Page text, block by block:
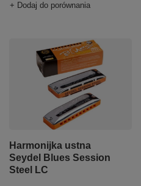
+ Dodaj do porównania
Harmonijka ustna
Seydel Blues Session
Steel LC